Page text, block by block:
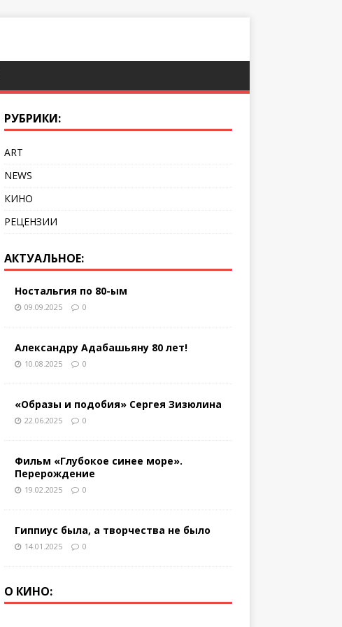
РУБРИКИ:
ART
NEWS
КИНО
РЕЦЕНЗИИ
АКТУАЛЬНОЕ:
Ностальгия по 80-ым
09.09.2025 0
Александру Адабашьяну 80 лет!
10.08.2025 0
«Образы и подобия» Сергея Зизюлина
22.06.2025 0
Фильм «Глубокое синее море».
Перерождение
19.02.2025 0
Гиппиус была, а творчества не было
14.01.2025 0
О КИНО: